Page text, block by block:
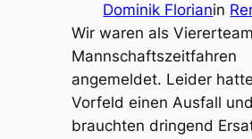
Dominik Florianin
Wir waren als
Mannschaftszeitfahren
angemeldet. Leider
Vorfeld einen Ausfall und
brauchten dringend